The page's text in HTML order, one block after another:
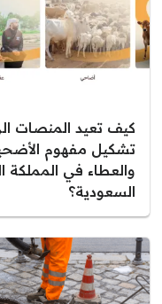
كيف تعيد المنصات
تشكيل مفهوم
والعطاء في المملكة
السعودية؟